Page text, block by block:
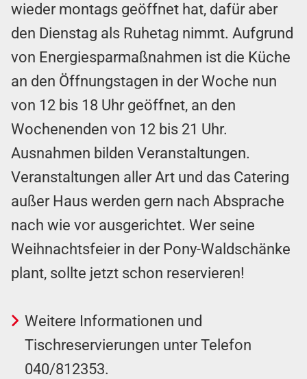
wieder montags geöffnet hat, dafür aber
den Dienstag als Ruhetag nimmt. Aufgrund
von Energiesparmaßnahmen ist die Küche
an den Öffnungstagen in der Woche nun
von 12 bis 18 Uhr geöffnet, an den
Wochenenden von 12 bis 21 Uhr.
Ausnahmen bilden Veranstaltungen.
Veranstaltungen aller Art und das Catering
außer Haus werden gern nach Absprache
nach wie vor ausgerichtet. Wer seine
Weihnachtsfeier in der Pony-Waldschänke
plant, sollte jetzt schon reservieren!
Weitere Informationen und
Tischreservierungen unter Telefon
040/812353.